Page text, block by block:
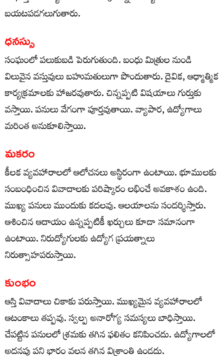
బయటపడగలుగుతారు.
ధనస్సు
సంఘంలో పలుకుబడి పెరుగుతుంది. బంధు మిత్రుల నుండి
విలువైన వస్తువులు బహుమతులుగా పొందుతారు. దైవిక, ఆధ్మాత్మిక
కార్యక్రమాలకు హాజరవుతారు. చిన్నప్పటి విషయాలు గుర్తుకు
వస్తాయి. పనులు వేగంగా పూర్తవుతాయి. వ్యాపార, ఉద్యోగాలు
మరింత అనుకూలిస్తాయి.
మకరం
కీలక వ్యవహారాలలో ఆలోచనలు అస్థిరంగా ఉంటాయి. భూములకు
సంబంధించిన వివాదాలకు పరిష్కారం లభించే అవకాశం ఉంది.
ముఖ్య పనులు ముందుకు కదలవు. ఆలయాలను సందర్శిస్తారు.
ఆశించిన ఆదాయం ఉన్నప్పటికీ ఖర్చులు కూడా సమానంగా
ఉంటాయి. నిరుద్యోగులకు ఉద్యోగ ప్రయత్నాలు
నిరుత్సాహపరుస్తాయి.
కుంభం
ఆస్తి వివాదాలు చికాకు పరుస్తాయి. ముఖ్యమైన వ్యవహారాలలో
ఆటంకాలు తప్పవు. స్వల్ప అనారోగ్య సమస్యలు బాధిస్తాయి.
చేపట్టిన పనులలో శ్రమకు తగిన ఫలితం కనిపించదు. ఉద్యోగాలలో